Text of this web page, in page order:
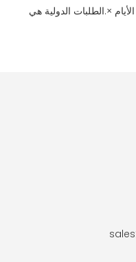
×.الطلبات الدولية هي